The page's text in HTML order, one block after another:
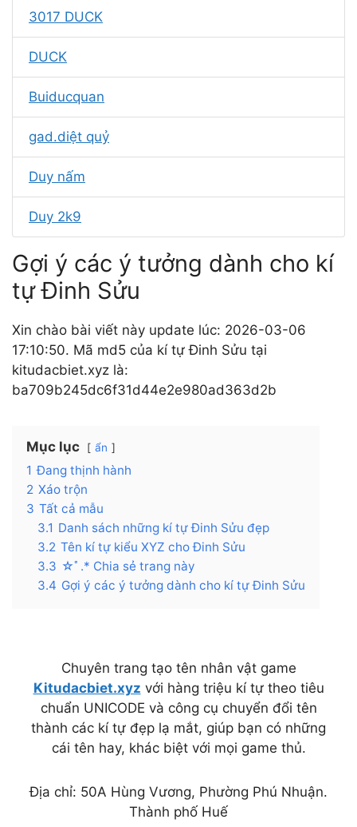
3017 DUCK
DUCK
Buiducquan
gad.diệt quỷ
Duy nấm
Duy 2k9
Gợi ý các ý tưởng dành cho kí
tự Đinh Sửu
Xin chào bài viết này update lúc: 2026-03-06
17:10:50. Mã md5 của kí tự Đinh Sửu tại
kitudacbiet.xyz là:
ba709b245dc6f31d44e2e980ad363d2b
Mục lục ẩn
1 Đang thịnh hành
2 Xáo trộn
3 Tất cả mẫu
3.1 Danh sách những kí tự Đinh Sửu đẹp
3.2 Tên kí tự kiểu XYZ cho Đinh Sửu
3.3 ☆ﾟ.* Chia sẻ trang này
3.4 Gợi ý các ý tưởng dành cho kí tự Đinh Sửu
Chuyên trang tạo tên nhân vật game
Kitudacbiet.xyz với hàng triệu kí tự theo tiêu
chuẩn UNICODE và công cụ chuyển đổi tên
thành các kí tự đẹp lạ mắt, giúp bạn có những
cái tên hay, khác biệt với mọi game thủ.
Địa chỉ: 50A Hùng Vương, Phường Phú Nhuận.
Thành phố Huế